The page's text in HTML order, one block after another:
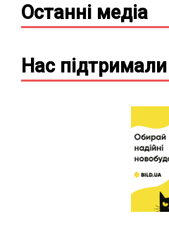
Останні медіа
Нас підтримали